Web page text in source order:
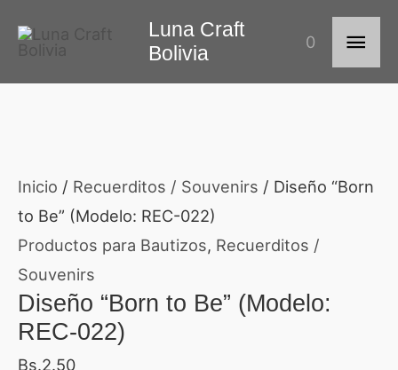
Luna Craft
Bolivia
0
Inicio / Recuerditos / Souvenirs / Diseño “Born
to Be” (Modelo: REC-022)
Productos para Bautizos, Recuerditos /
Souvenirs
Diseño “Born to Be” (Modelo:
REC-022)
Bs.2.50
"Born
022)
cantidad
de
Bs.5.50